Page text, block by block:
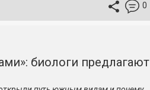
0
биологи предлагают